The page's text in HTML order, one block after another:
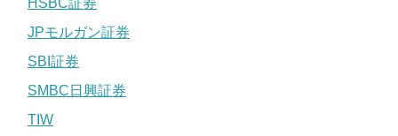
JPモルガン証券
SBI証券
SMBC日興証券
TIW